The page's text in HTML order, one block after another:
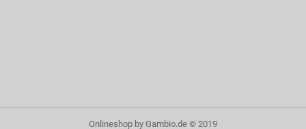
Onlineshop by Gambio.de © 2019